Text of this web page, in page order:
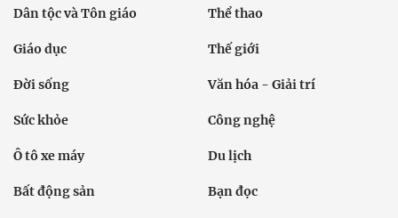
Dân tộc và Tôn giáo Thể thao
Giáo dục Thế giới
Đời sống Văn hóa - Giải trí
Sức khỏe Công nghệ
Ô tô xe máy Du lịch
Bất động sản Bạn đọc